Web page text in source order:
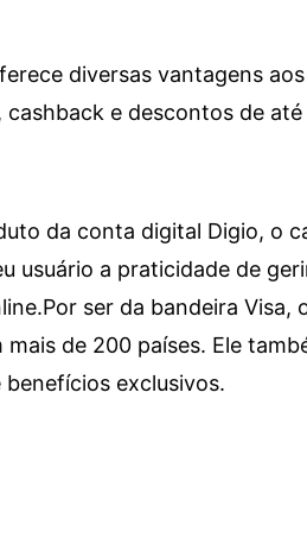
diversas vantagens
e descontos de até
da conta digital Digio, o
usuário a praticidade de
Por ser da bandeira Visa,
de 200 países. Ele
exclusivos.